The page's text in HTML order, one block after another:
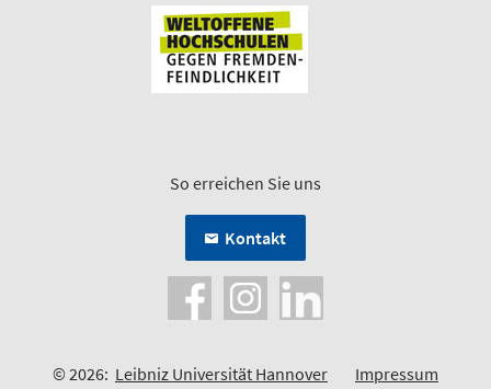
So erreichen Sie uns
Kontakt
© 2026: Leibniz Universität Hannover Impressum